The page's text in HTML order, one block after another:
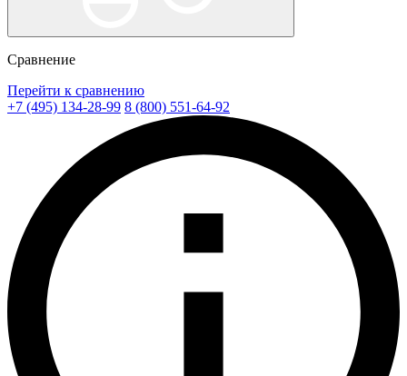
Сравнение
Перейти к сравнению
+7 (495) 134-28-99 8 (800) 551-64-92